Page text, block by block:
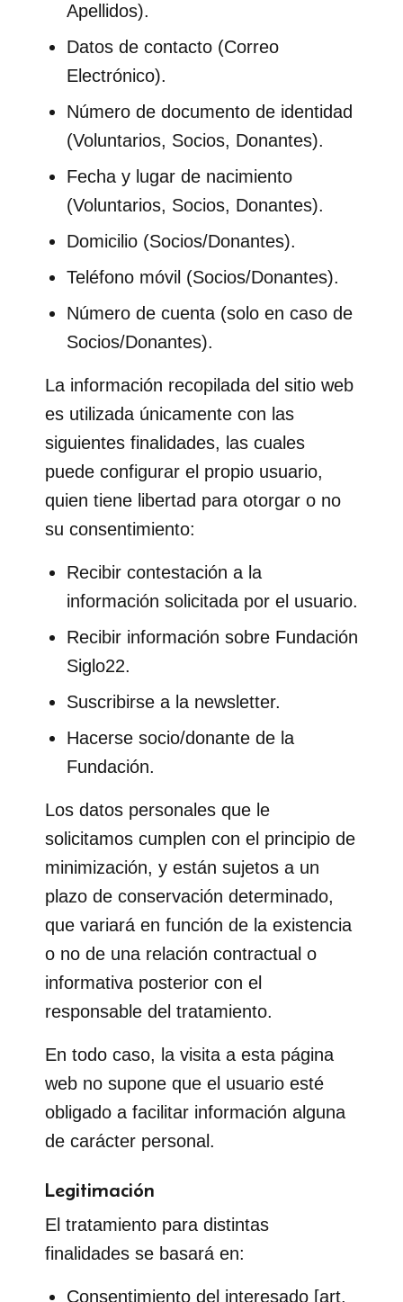
Apellidos).
Datos de contacto (Correo
Electrónico).
Número de documento de identidad
(Voluntarios, Socios, Donantes).
Fecha y lugar de nacimiento
(Voluntarios, Socios, Donantes).
Domicilio (Socios/Donantes).
Teléfono móvil (Socios/Donantes).
Número de cuenta (solo en caso de
Socios/Donantes).
La información recopilada del sitio web
es utilizada únicamente con las
siguientes finalidades, las cuales
puede configurar el propio usuario,
quien tiene libertad para otorgar o no
su consentimiento:
Recibir contestación a la
información solicitada por el usuario.
Recibir información sobre Fundación
Siglo22.
Suscribirse a la newsletter.
Hacerse socio/donante de la
Fundación.
Los datos personales que le
solicitamos cumplen con el principio de
minimización, y están sujetos a un
plazo de conservación determinado,
que variará en función de la existencia
o no de una relación contractual o
informativa posterior con el
responsable del tratamiento.
En todo caso, la visita a esta página
web no supone que el usuario esté
obligado a facilitar información alguna
de carácter personal.
Legitimación
El tratamiento para distintas
finalidades se basará en:
Consentimiento del interesado [art.